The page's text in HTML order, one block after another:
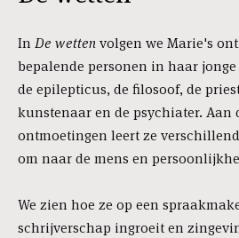
In De wettenvolgen we Marie's
bepalende personen in haar
de epilepticus, de filosoof, de
kunstenaar en de psychiater. Aan
ontmoetingen leert ze
om naar de mens en
We zien hoe ze op een
schrijverschap ingroeit en